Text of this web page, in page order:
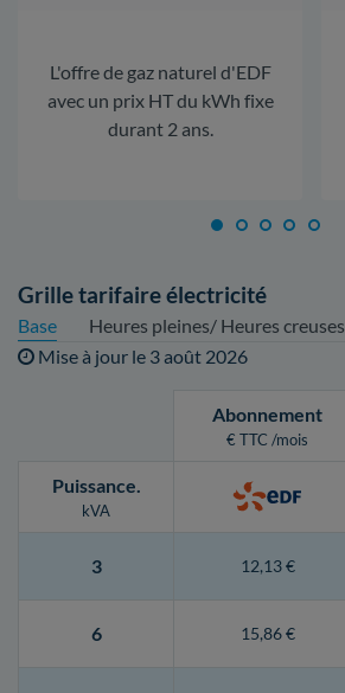
L'offre de gaz naturel d'EDF
avec un prix HT du kWh fixe
durant 2 ans.
Grille tarifaire électricité
Base
Heures pleines/ Heures creuses
Mise à jour le 3 août 2026
Abonnement
€ TTC /mois
Puissance.
kVA
3 12,13 €
6 15,86 €